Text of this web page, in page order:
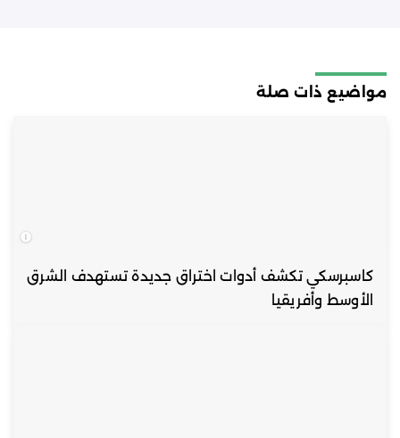
مواضيع ذات صلة
كاسبرسكي تكشف أدوات اختراق جديدة تستهدف الشرق
الأوسط وأفريقيا